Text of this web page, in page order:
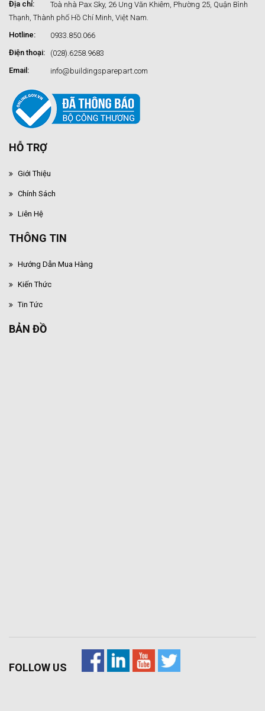
Địa chỉ:
Toà nhà Pax Sky, 26 Ung Văn Khiêm, Phường 25, Quận Bình
Thạnh, Thành phố Hồ Chí Minh, Việt Nam.
Hotline:
0933.850.066
Điện thoại:
(028).6258.9683
Email:
info@buildingsparepart.com
HỖ TRỢ
Giới Thiệu
Chính Sách
Liên Hệ
THÔNG TIN
Hướng Dẫn Mua Hàng
Kiến Thức
Tin Tức
BẢN ĐỒ
FOLLOW US